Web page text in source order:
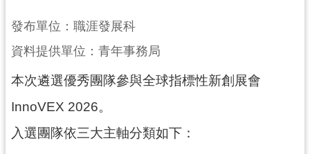
我
們
業
務
資
發布單位：職涯發展科
資料提供單位：青年事務局
本次遴選優秀團隊參與全球指標性新創展會
InnoVEX 2026。
入選團隊依三大主軸分類如下：